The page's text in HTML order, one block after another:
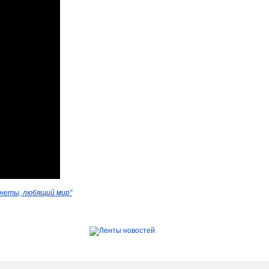
любящий мир"